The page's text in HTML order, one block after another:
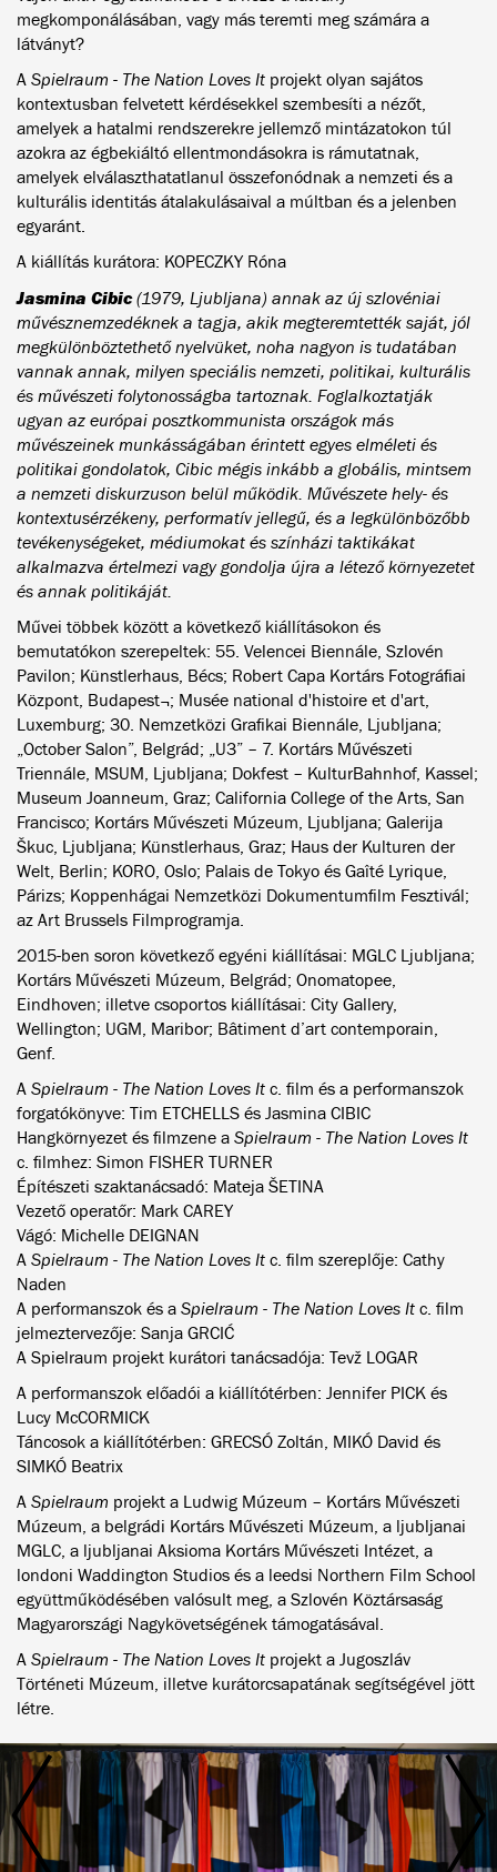
megkomponálásában, vagy más teremti meg számára a
látványt?
A Spielraum - The Nation Loves It projekt olyan sajátos
kontextusban felvetett kérdésekkel szembesíti a nézőt,
amelyek a hatalmi rendszerekre jellemző mintázatokon túl
azokra az égbekiáltó ellentmondásokra is rámutatnak,
amelyek elválaszthatatlanul összefonódnak a nemzeti és a
kulturális identitás átalakulásaival a múltban és a jelenben
egyaránt.
A kiállítás kurátora: KOPECZKY Róna
Jasmina Cibic(1979, Ljubljana) annak az új szlovéniai
művésznemzedéknek a tagja, akik megteremtették saját, jól
megkülönböztethető nyelvüket, noha nagyon is tudatában
vannak annak, milyen speciális nemzeti, politikai, kulturális
és művészeti folytonosságba tartoznak. Foglalkoztatják
ugyan az európai posztkommunista országok más
művészeinek munkásságában érintett egyes elméleti és
politikai gondolatok, Cibic mégis inkább a globális, mintsem
a nemzeti diskurzuson belül működik. Művészete hely- és
kontextusérzékeny, performatív jellegű, és a legkülönbözőbb
tevékenységeket, médiumokat és színházi taktikákat
alkalmazva értelmezi vagy gondolja újra a létező környezetet
és annak politikáját.
Művei többek között a következő kiállításokon és
bemutatókon szerepeltek: 55. Velencei Biennále, Szlovén
Pavilon; Künstlerhaus, Bécs; Robert Capa Kortárs Fotográfiai
Központ, Budapest¬; Musée national d'histoire et d'art,
Luxemburg; 30. Nemzetközi Grafikai Biennále, Ljubljana;
„October Salon”, Belgrád; „U3” – 7. Kortárs Művészeti
Triennále, MSUM, Ljubljana; Dokfest – KulturBahnhof, Kassel;
Museum Joanneum, Graz; California College of the Arts, San
Francisco; Kortárs Művészeti Múzeum, Ljubljana; Galerija
Škuc, Ljubljana; Künstlerhaus, Graz; Haus der Kulturen der
Welt, Berlin; KORO, Oslo; Palais de Tokyo és Gaîté Lyrique,
Párizs; Koppenhágai Nemzetközi Dokumentumfilm Fesztivál;
az Art Brussels Filmprogramja.
2015-ben soron következő egyéni kiállításai: MGLC Ljubljana;
Kortárs Művészeti Múzeum, Belgrád; Onomatopee,
Eindhoven; illetve csoportos kiállításai: City Gallery,
Wellington; UGM, Maribor; Bâtiment d’art contemporain,
Genf.
A Spielraum - The Nation Loves It c. film és a performanszok
forgatókönyve: Tim ETCHELLS és Jasmina CIBIC
Hangkörnyezet és filmzene a Spielraum - The Nation Loves It
c. filmhez: Simon FISHER TURNER
Építészeti szaktanácsadó: Mateja ŠETINA
Vezető operatőr: Mark CAREY
Vágó: Michelle DEIGNAN
A Spielraum - The Nation Loves It c. film szereplője: Cathy
Naden
A performanszok és a Spielraum - The Nation Loves It c. film
jelmeztervezője: Sanja GRCIĆ
A Spielraum projekt kurátori tanácsadója: Tevž LOGAR
A performanszok előadói a kiállítótérben: Jennifer PICK és
Lucy McCORMICK
Táncosok a kiállítótérben: GRECSÓ Zoltán, MIKÓ David és
SIMKÓ Beatrix
A Spielraum projekt a Ludwig Múzeum – Kortárs Művészeti
Múzeum, a belgrádi Kortárs Művészeti Múzeum, a ljubljanai
MGLC, a ljubljanai Aksioma Kortárs Művészeti Intézet, a
londoni Waddington Studios és a leedsi Northern Film School
együttműködésében valósult meg, a Szlovén Köztársaság
Magyarországi Nagykövetségének támogatásával.
A Spielraum - The Nation Loves It projekt a Jugoszláv
Történeti Múzeum, illetve kurátorcsapatának segítségével jött
létre.